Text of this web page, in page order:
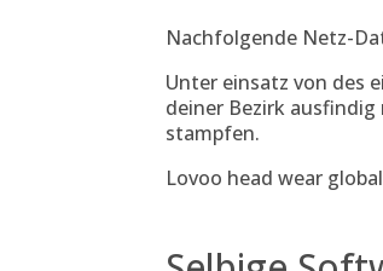
Nachfolgende Netz-
Unter einsatz von des
deiner Bezirk
stampfen.
Lovoo head wear